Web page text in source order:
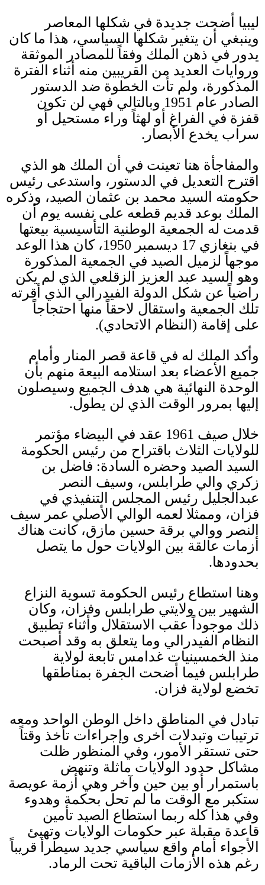
ليبيا أضحت جديدة في شكلها المعاصر
وينبغي أن يتغير شكلها السياسي، هذا ما كان
يدور في ذهن الملك وفقاً للمصادر الموثقة
وروايات العديد من القريبين منه أثناء الفترة
المذكورة، ولم تأت الخطوة ضد الدستور
الصادر عام 1951 وبالتالي فهي لن تكون
قفزة في الفراغ أو لهثاً وراء مستحيل أو
سراب يخدع الأبصار .
والمفاجأة هنا تعينت في أن الملك هو الذي
اقترح التعديل في الدستور، واستدعى رئيس
حكومته السيد محمد بن عثمان الصيد، وذكره
الملك بوعد قديم قطعه على نفسه يوم أن
قدمت له الجمعية الوطنية التأسيسية بيعتها
في بنغازي 17 ديسمبر 1950، كان هذا الوعد
موجهاً لزميل الصيد في الجمعية المذكورة
وهو السيد عبد العزيز الزقلعي الذي لم يكن
راضياً عن شكل الدولة الفيدرالي الذي أقرته
تلك الجمعية واستقال لاحقاً منها احتجاجاً
على إقامة ( النظام الاتحادي).
وأكد الملك له في قاعة قصر المنار وأمام
جميع الأعضاء بعد استلامه البيعة منهم بأن
الوحدة النهائية هي هدف الجميع وسيصلون
إليها بمرور الوقت الذي لن يطول.
خلال صيف 1961 عقد في البيضاء مؤتمر
للولايات الثلاث باقتراح من رئيس الحكومة
السيد الصيد وحضره السادة: فاضل بن
زكري والي طرابلس، وسيف النصر
عبدالجليل رئيس المجلس التنفيذي في
فزان، وممثلا لعمه الوالي الأصلي عمر سيف
النصر ووالي برقة حسين مازق، كانت هناك
أزمات عالقة بين الولايات حول ما يتصل
بحدودها.
وهنا استطاع رئيس الحكومة تسوية النزاع
الشهير بين ولايتي طرابلس وفزان، وكان
ذلك موجوداً عقب الاستقلال وأثناء تطبيق
النظام الفيدرالي وما يتعلق به وقد أصبحت
منذ الخمسينيات غدامس تابعة لولاية
طرابلس فيما أضحت الجفرة بمناطقها
تخضع لولاية فزان.
تبادل في المناطق داخل الوطن الواحد ومعه
ترتيبات وتبدلات أخرى وإجراءات تأخذ وقتاً
حتى تستقر الأمور، وفي المنظور ظلت
مشاكل حدود الولايات ماثلة وتنهض
باستمرار أو بين حين وآخر وهي أزمة عويصة
ستكبر مع الوقت ما لم تحل بحكمة وهدوء
وفي هذا كله ربما استطاع الصيد تأمين
قاعدة مقبلة عبر حكومات الولايات وتهيئ
الأجواء أمام واقع سياسي جديد سيطرأ قريباً
رغم هذه الأزمات الباقية تحت الرماد.